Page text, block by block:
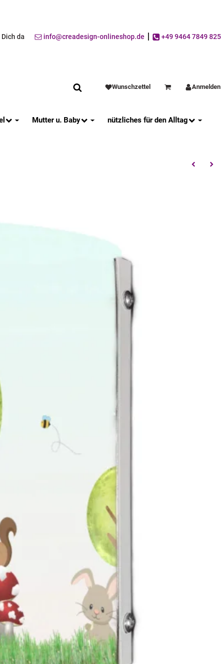
da info@creadesign-onlineshop.de +49 9464 7849 825
Wunschzettel WarenkorbAnmelden
Mutter u. Baby nützliches für den Alltag